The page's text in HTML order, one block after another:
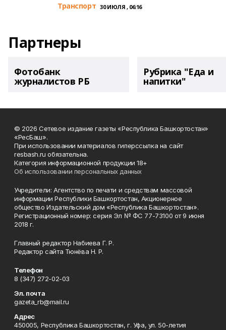
Транспорт 30 ИЮЛЯ , 06:16
Партнеры
Фотобанк
журналистов РБ
Рубрика "Еда и
напитки"
© 2026 Сетевое издание газеты «Республика Башкортостан»
«РесБаш».
При использовании материалов гиперссылка на сайт
resbash.ru обязательна.
Категория информационной продукции 18+
Об использовании персональных данных
Учредители: Агентство по печати и средствам массовой
информации Республики Башкортостан, Акционерное
общество Издательский дом «Республика Башкортостан».
Регистрационный номер: серия Эл № ФС 77-73100 от 9 июня
2018 г.
Главный редактор Набиева Г. Р.
Редактор сайта Тюнёва Н. Р.
Телефон
8 (347) 272-02-03
Эл. почта
gazeta_rb@mail.ru
Адрес
450005, Республика Башкортостан, г. Уфа, ул. 50-летия